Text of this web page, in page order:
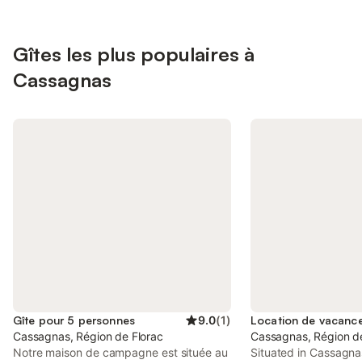
Gîtes les plus populaires à
Cassagnas
Gîte pour 5 personnes 9.0(1)
Cassagnas, Région de Florac
Notre maison de campagne est située au
Cassagnas, Région
Situated in